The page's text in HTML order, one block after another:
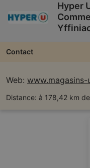
Hyper
Contact
Web: www.magasins-
Distance: à 178,42 km